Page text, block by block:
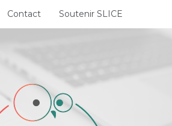
Contact Soutenir SLICE